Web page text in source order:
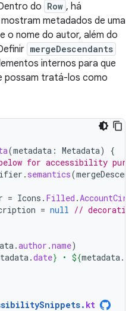
do Row , há
metadados de uma
o nome do autor, além do
mergeDescendants
internos para que
possam tratá-los como
(metadata : Metadata)
{
for accessibility
. semantics(
= Icons . Filled .
= null // decorative
.author .name)
.date} • ${metadata.
. kt